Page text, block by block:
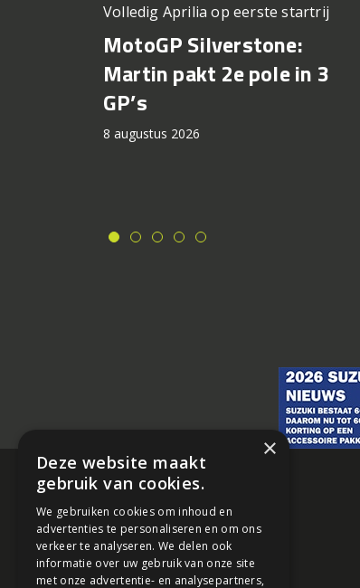
Volledig Aprilia op eerste startrij
MotoGP Silverstone:
Martin pakt 2e pole in 3
GP’s
8 augustus 2026
×
Deze website maakt
gebruik van cookies.
We gebruiken cookies om inhoud en
advertenties te personaliseren en om ons
verkeer te analyseren. We delen ook
informatie over uw gebruik van onze site
met onze advertentie- en analysepartners,